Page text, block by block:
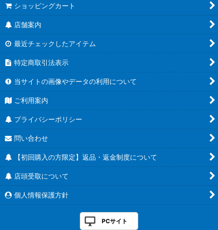
ショッピングカート
店舗案内
最近チェックしたアイテム
特定商取引法表示
当サイトの画像やデータの利用について
ご利用案内
プライバシーポリシー
問い合わせ
【初回購入の方限定】返品・返金制度について
店頭受取について
個人情報保護方針
PCサイト